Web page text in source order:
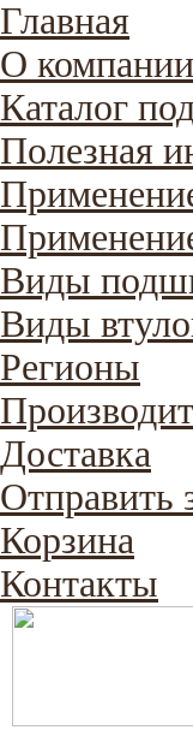
Главная
О компании
Каталог
Полезная
Виды
Виды
Регионы
Доставка
Отправить
Корзина
Контакты